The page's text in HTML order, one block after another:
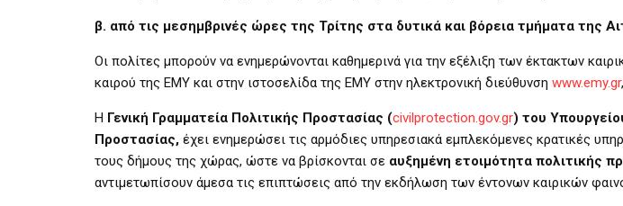
β. από τις μεσημβρινές ώρες της Τρίτης στα δυτικά και βόρεια τμήματα της
Οι πολίτες μπορούν να ενημερώνονται καθημερινά για την εξέλιξη των έκτακτων
καιρού της ΕΜΥ και στην ιστοσελίδα της ΕΜΥ στην ηλεκτρονική διεύθυνση www.emy.gr,
Η Γενική Γραμματεία Πολιτικής Προστασίας (civilprotection.gov.gr) του
Προστασίας, έχει ενημερώσει τις αρμόδιες υπηρεσιακά εμπλεκόμενες κρατικές
τους δήμους της χώρας, ώστε να βρίσκονται σε αυξημένη ετοιμότητα πολιτικής
αντιμετωπίσουν άμεσα τις επιπτώσεις από την εκδήλωση των έντονων καιρικών